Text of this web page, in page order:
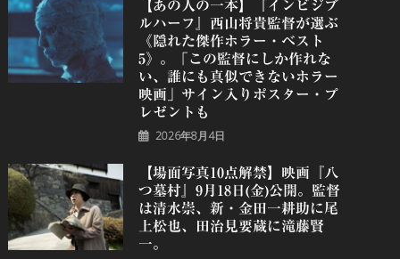
【あの人の一本】『インビジブ
ルハーフ』⻄⼭将貴監督が選ぶ
《隠れた傑作ホラー・ベスト
5》。「この監督にしか作れな
い、誰にも真似できないホラー
映画」サイン入りポスター・プ
レゼントも
2026年8月4日
【場面写真10点解禁】映画『八
つ墓村』9月18日(金)公開。監督
は清水崇、新・金田一耕助に尾
上松也、田治見要蔵に滝藤賢
一。